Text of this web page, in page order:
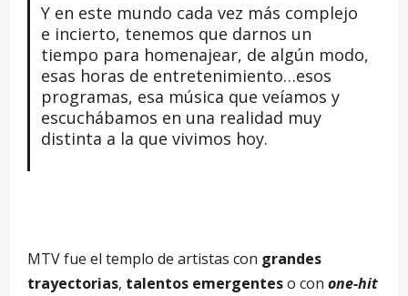
Y en este mundo cada vez más complejo
e incierto, tenemos que darnos un
tiempo para homenajear, de algún modo,
esas horas de entretenimiento…esos
programas, esa música que veíamos y
escuchábamos en una realidad muy
distinta a la que vivimos hoy.
MTV fue el templo de artistas con grandes
trayectorias, talentos emergenteso con one-hit